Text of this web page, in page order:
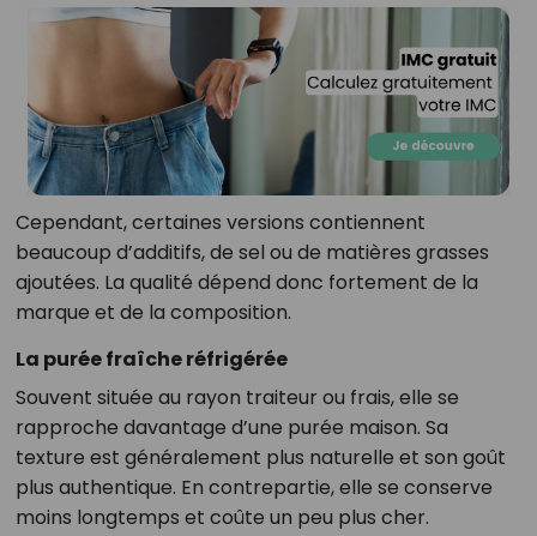
Cependant, certaines versions contiennent
beaucoup d’additifs, de sel ou de matières grasses
ajoutées. La qualité dépend donc fortement de la
marque et de la composition.
La purée fraîche réfrigérée
Souvent située au rayon traiteur ou frais, elle se
rapproche davantage d’une purée maison. Sa
texture est généralement plus naturelle et son goût
plus authentique. En contrepartie, elle se conserve
moins longtemps et coûte un peu plus cher.